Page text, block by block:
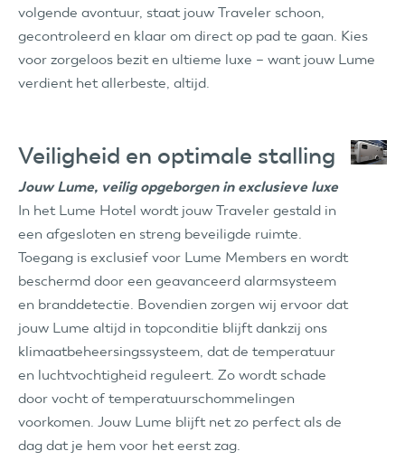
volgende avontuur, staat jouw Traveler schoon,
gecontroleerd en klaar om direct op pad te gaan. Kies
voor zorgeloos bezit en ultieme luxe – want jouw Lume
verdient het allerbeste, altijd.
Veiligheid en optimale stalling
Jouw Lume, veilig opgeborgen in exclusieve luxe
In het Lume Hotel wordt jouw Traveler gestald in
een afgesloten en streng beveiligde ruimte.
Toegang is exclusief voor Lume Members en wordt
beschermd door een geavanceerd alarmsysteem
en branddetectie. Bovendien zorgen wij ervoor dat
jouw Lume altijd in topconditie blijft dankzij ons
klimaatbeheersingssysteem, dat de temperatuur
en luchtvochtigheid reguleert. Zo wordt schade
door vocht of temperatuurschommelingen
voorkomen. Jouw Lume blijft net zo perfect als de
dag dat je hem voor het eerst zag.